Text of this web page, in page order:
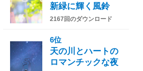
新緑に輝く風鈴
2167回のダウンロード
6位
天の川とハートの
ロマンチックな夜